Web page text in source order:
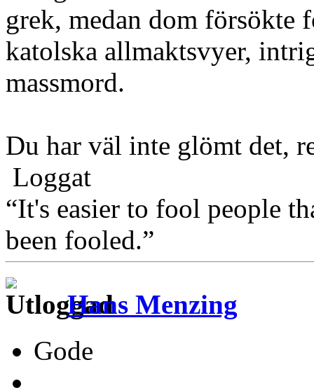
grek, medan dom försökte
katolska allmaktsvyer,
massmord.
Du har väl inte glömt det,
Loggat
“It's easier to fool people
been fooled.”
Hans Menzing
Gode